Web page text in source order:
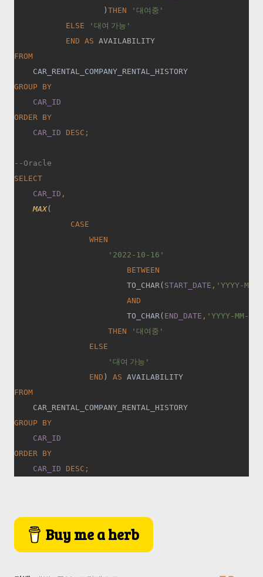
) THEN ' 대여중 '
ELSE
' 대여 가능 '
END AS AVAILABILITY
FROM
CAR_RENTAL_COMPANY_RENTAL_HISTORY
GROUP BY
CAR_ID
ORDER BY
CAR_ID DESC;
--Oracle
SELECT
CAR_ID ,
MAX(
CASE
                WHEN
'2022-10-16'
BETWEEN
TO_CHAR( START_DATE , 'YYYY-MM-
AND
TO_CHAR( END_DATE , 'YYYY-MM-DD'
THEN
' 대여중 '
ELSE
' 대여 가능 '
END ) AS AVAILABILITY
FROM
CAR_RENTAL_COMPANY_RENTAL_HISTORY
GROUP BY
CAR_ID
ORDER BY
CAR_ID DESC;
Buy me a herb